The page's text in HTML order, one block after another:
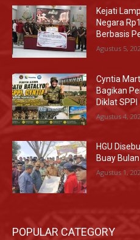
Kejati
Negara
Berbasis
Agustus 5,
Cyntia
Bagikan
Diklat SPPI
Agustus 4,
HGU
Buay
Agustus 1,
POPULAR CATEGORY